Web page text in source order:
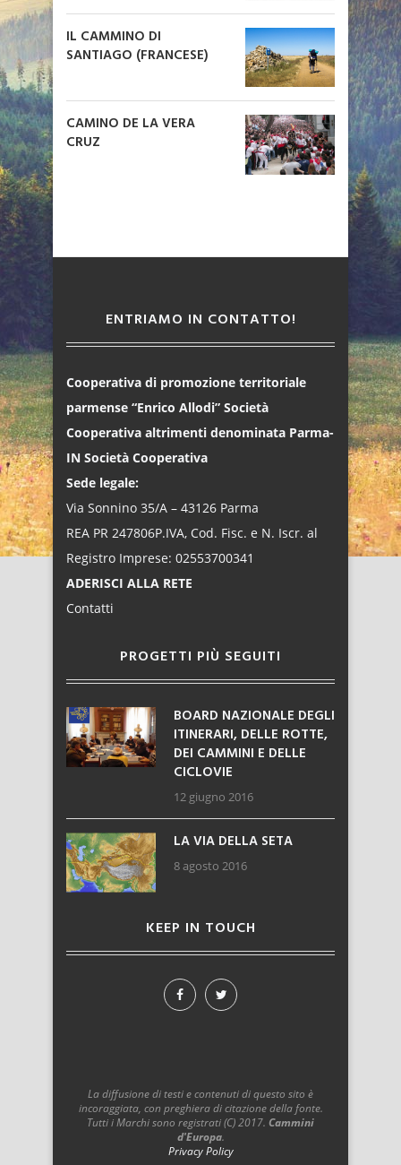
IL CAMMINO DI
SANTIAGO (FRANCESE)
CAMINO DE LA VERA
CRUZ
ENTRIAMO IN CONTATTO!
Cooperativa di promozione territoriale
parmense “Enrico Allodi” Società
Cooperativa altrimenti denominata Parma-
IN Società Cooperativa
Sede legale:
Via Sonnino 35/A – 43126 Parma
REA PR 247806P.IVA, Cod. Fisc. e N. Iscr. al
Registro Imprese: 02553700341
ADERISCI ALLA RETE
Contatti
PROGETTI PIÙ SEGUITI
BOARD NAZIONALE DEGLI
ITINERARI, DELLE ROTTE,
DEI CAMMINI E DELLE
CICLOVIE
12 giugno 2016
LA VIA DELLA SETA
8 agosto 2016
KEEP IN TOUCH
La diffusione di testi e contenuti di questo sito è
incoraggiata, con preghiera di citazione della fonte.
Tutti i Marchi sono registrati (C) 2017. Cammini
d'Europa.
Privacy Policy